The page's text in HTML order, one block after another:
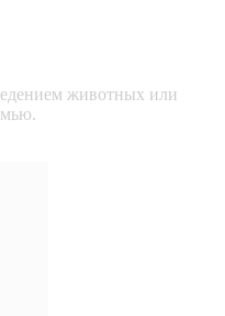
животных или